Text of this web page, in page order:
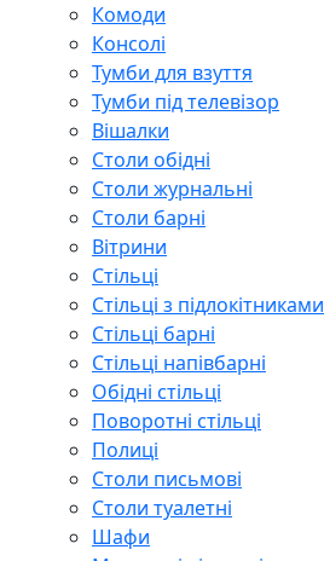
Комоди
Консолі
Тумби для взуття
Тумби під телевізор
Вішалки
Столи обідні
Столи журнальні
Столи барні
Вітрини
Стільці
Стільці з підлокітниками
Стільці барні
Стільці напівбарні
Обідні стільці
Поворотні стільці
Полиці
Столи письмові
Столи туалетні
Шафи